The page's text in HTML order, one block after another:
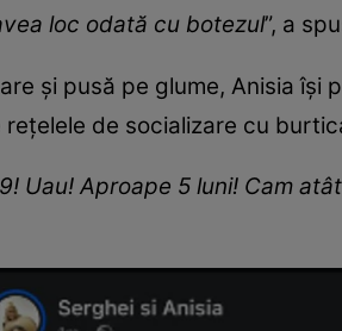
loc odată cu botezul”, a
și pusă pe glume, Anisia își
de socializare cu
Uau! Aproape 5 luni! Cam